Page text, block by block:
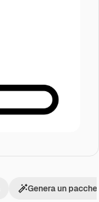
Genera un